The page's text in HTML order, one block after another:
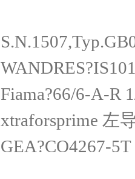
Fiama?66/6-
xtraforsprime
GEA?CO4267-